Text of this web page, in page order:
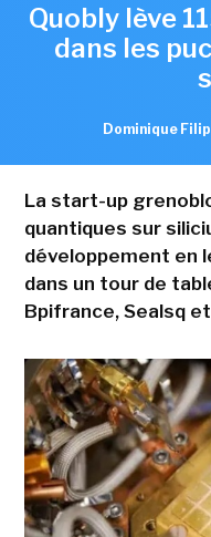
Quobly lève
dans les
Dominique
La start-up
quantiques sur
développement en
dans un tour de
Bpifrance, Sealsq